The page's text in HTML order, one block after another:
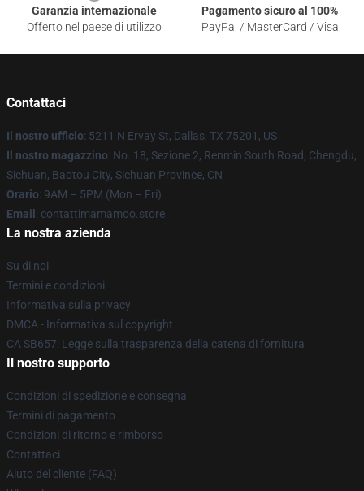
Garanzia internazionale
Offerto nel paese di utilizzo
Pagamento sicuro al 100%
PayPal / MasterCard / Visa
Contattaci
Il nostro ufficio: 5211 N Ervay St, Dallas, TX 75201, US
Il nostro magazzino: No. 18, Sezione 2, Renmin South Road, Chengdu,
Sichuan, Baotou City, Sichuan Province, CN
Orario: 9AM – 5PM (Mon – Fri)
Email : contattimamamoo.store
La nostra azienda
Su di noi
Termini e condizioni
Informativa sulla privacy
DMCA - Informativa sul copyright
CA SB657: Legge sulla trasparenza della catena di fornitura
Il nostro supporto
Condizioni di spedizione e consegna
Termini di pagamento
Condizioni di ritorno e rimborso
Contattaci
Aiuto del cliente (FAQ)